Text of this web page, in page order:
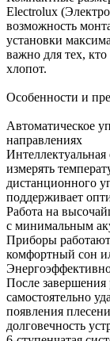
Electrolux
возможность
установки
важно для тех,
хлопот.
Особенности и
Автоматическое
направлениях
измерять
дистанционного
поддерживает
Работа на
с минимальным
Приборы
комфортный сон
После завершения
самостоятельно
появления
долговечность